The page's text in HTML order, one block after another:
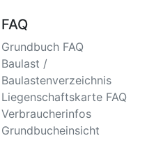
FAQ
Grundbuch FAQ
Baulast /
Baulastenverzeichnis
Liegenschaftskarte FAQ
Verbraucherinfos
Grundbucheinsicht